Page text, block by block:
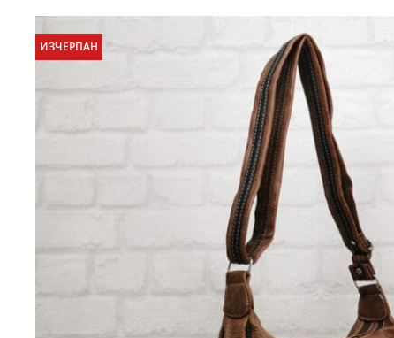
ИЗЧЕРПАН